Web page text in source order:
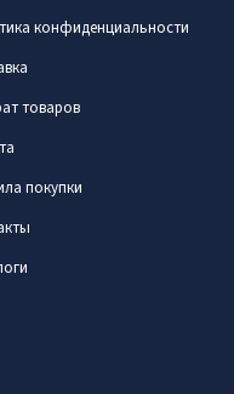
конфиденциальности
товаров
покупки